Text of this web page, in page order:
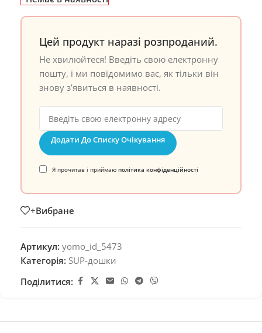
Цей продукт наразі розпроданий.
Не хвилюйтеся! Введіть свою електронну
пошту, і ми повідомимо вас, як тільки він
знову з’явиться в наявності.
Додати До Списку Очікування
Я прочитав і приймаю політика конфіденційності
+Вибране
Артикул: yomo_id_5473
Категорія: SUP-дошки
Поділитися: